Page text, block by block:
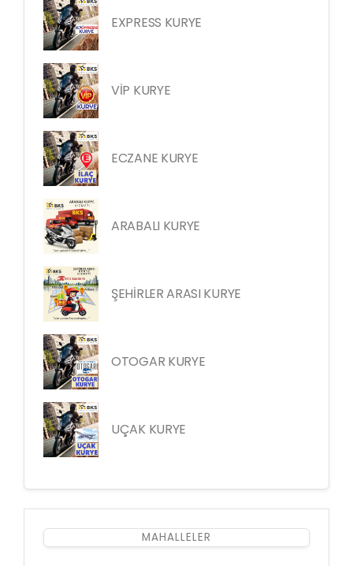
EXPRESS KURYE
VİP KURYE
ECZANE KURYE
ARABALI KURYE
ŞEHİRLER ARASI KURYE
OTOGAR KURYE
UÇAK KURYE
MAHALLELER